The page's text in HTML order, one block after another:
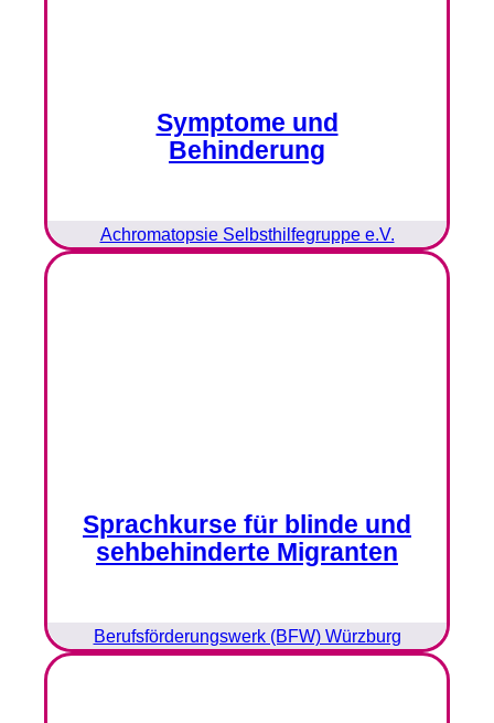
Symptome und
Behinderung
Achromatopsie Selbsthilfegruppe e.V.
Sprachkurse für blinde und
sehbehinderte Migranten
Berufsförderungswerk (BFW) Würzburg